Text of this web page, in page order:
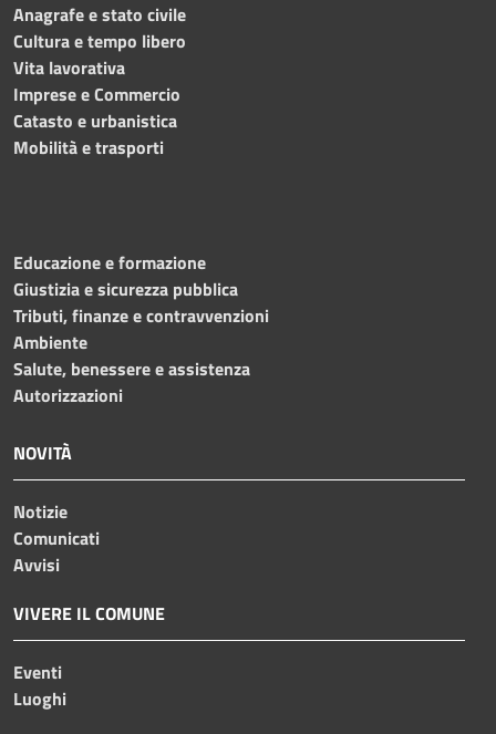
Anagrafe e stato civile
Cultura e tempo libero
Vita lavorativa
Imprese e Commercio
Catasto e urbanistica
Mobilità e trasporti
Educazione e formazione
Giustizia e sicurezza pubblica
Tributi, finanze e contravvenzioni
Ambiente
Salute, benessere e assistenza
Autorizzazioni
NOVITÀ
Notizie
Comunicati
Avvisi
VIVERE IL COMUNE
Eventi
Luoghi